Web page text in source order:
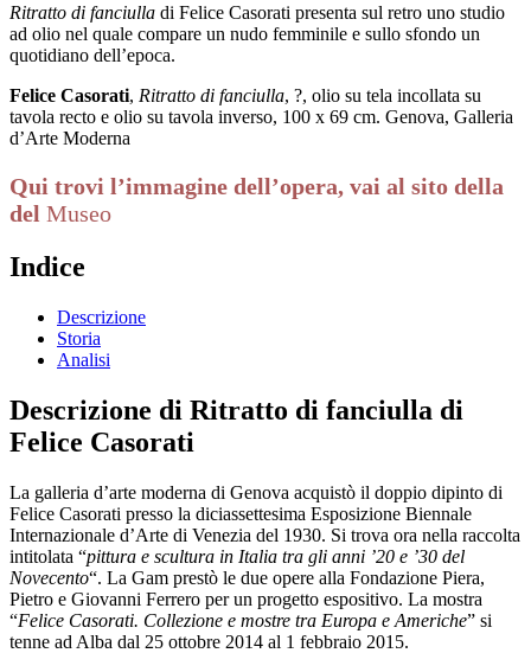
Ritratto di fanciulla di Felice Casorati presenta sul retro uno studio
ad olio nel quale compare un nudo femminile e sullo sfondo un
quotidiano dell’epoca.
Felice Casorati, Ritratto di fanciulla, ?, olio su tela incollata su
tavola recto e olio su tavola inverso, 100 x 69 cm. Genova, Galleria
d’Arte Moderna
Qui trovi l’immagine dell’opera, vai al sito della
del Museo
Indice
Descrizione
Storia
Analisi
Descrizione di Ritratto di fanciulla di
Felice Casorati
La galleria d’arte moderna di Genova acquistò il doppio dipinto di
Felice Casorati presso la diciassettesima Esposizione Biennale
Internazionale d’Arte di Venezia del 1930. Si trova ora nella raccolta
intitolata “pittura e scultura in Italia tra gli anni ’20 e ’30 del
Novecento“. La Gam prestò le due opere alla Fondazione Piera,
Pietro e Giovanni Ferrero per un progetto espositivo. La mostra
“Felice Casorati. Collezione e mostre tra Europa e Americhe” si
tenne ad Alba dal 25 ottobre 2014 al 1 febbraio 2015.